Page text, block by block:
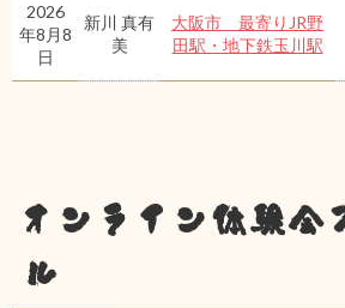
2026
年8月8
日
新川 真有
美
大阪市 最寄りJR野
田駅・地下鉄玉川駅
オンライン体験会
ル